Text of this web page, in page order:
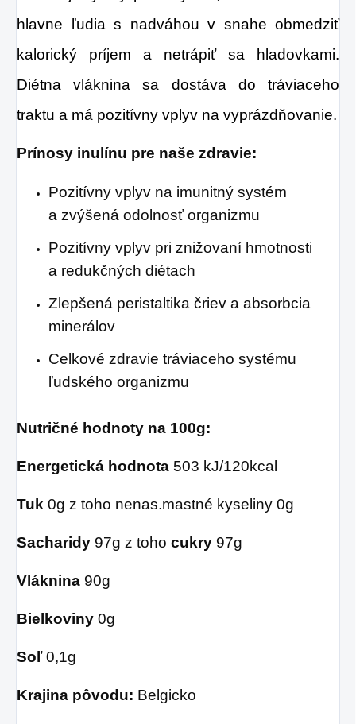
hlavne ľudia s nadváhou v snahe obmedziť
kalorický príjem a netrápiť sa hladovkami.
Diétna vláknina sa dostáva do tráviaceho
traktu a má pozitívny vplyv na vyprázdňovanie.
Prínosy inulínu pre naše zdravie:
Pozitívny vplyv na imunitný systém
a zvýšená odolnosť organizmu
Pozitívny vplyv pri znižovaní hmotnosti
a redukčných diétach
Zlepšená peristaltika čriev a absorbcia
minerálov
Celkové zdravie tráviaceho systému
ľudského organizmu
Nutričné hodnoty na 100g:
Energetická hodnota 503 kJ/120kcal
Tuk 0g z toho nenas.mastné kyseliny 0g
Sacharidy 97g z toho cukry 97g
Vláknina 90g
Bielkoviny 0g
Soľ0,1g
Krajina pôvodu: Belgicko